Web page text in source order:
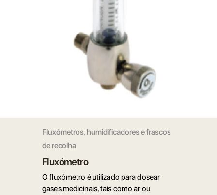
Fluxómetros, humidificadores e frascos
de recolha
Fluxómetro
O fluxómetro é utilizado para dosear
gases medicinais, tais como ar ou